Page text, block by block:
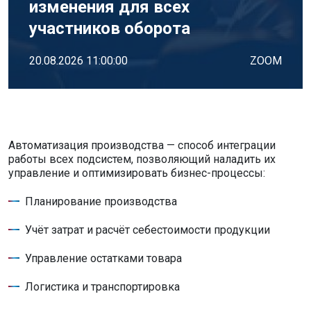
изменения для всех
участников оборота
20.08.2026 11:00:00 ZOOM
Автоматизация производства — способ интеграции
работы всех подсистем, позволяющий наладить их
управление и оптимизировать бизнес-процессы:
Планирование производства
Учёт затрат и расчёт себестоимости продукции
Управление остатками товара
Логистика и транспортировка